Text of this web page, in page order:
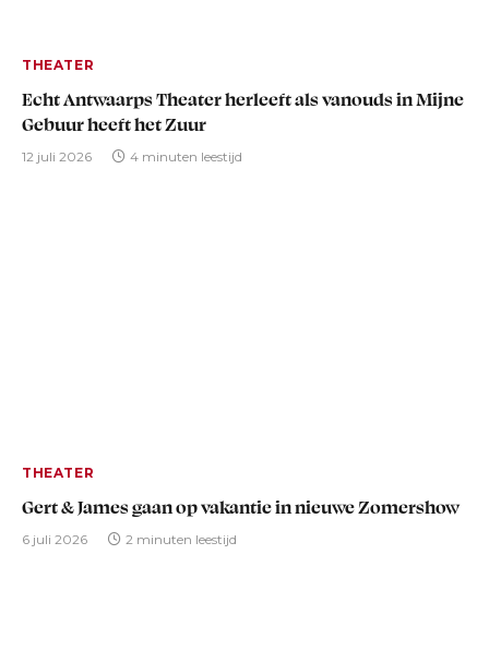
THEATER
Echt Antwaarps Theater herleeft als vanouds in Mijne
Gebuur heeft het Zuur
12 juli 2026 4 minuten leestijd
THEATER
Gert & James gaan op vakantie in nieuwe Zomershow
6 juli 2026 2 minuten leestijd